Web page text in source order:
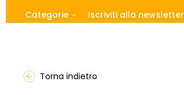
Categorie Iscriviti alla newsletter
Torna indietro